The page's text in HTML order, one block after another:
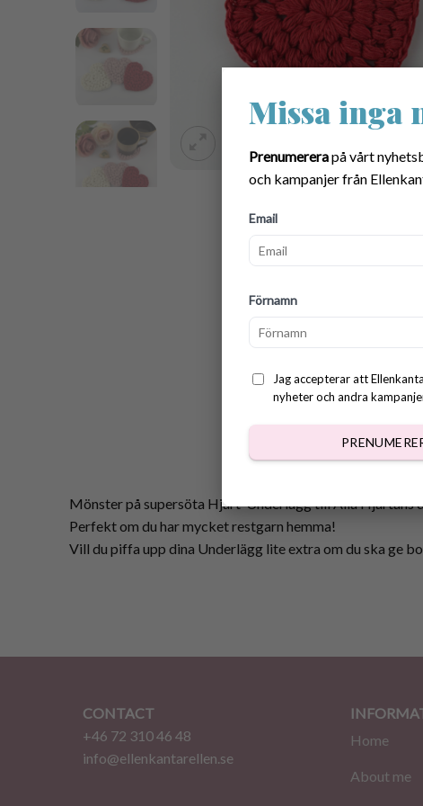
Missa inga
Prenumererapå vårt
och kampanjer från
Email
Förnamn
Jag accepterar att
nyheter och andra
Mönster på supersöta Hjärt-Underlägg till Alla Hjärtans
Perfekt om du har mycket restgarn hemma!
Vill du piffa upp dina Underlägg lite extra om du ska ge
CONTACT
+46 72 310 46 48
info@ellenkantarellen.se
Home
About me